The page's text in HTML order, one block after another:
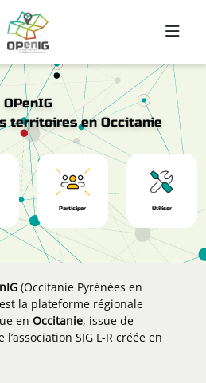
OPenIG
territoires en Occitanie
Participer Utiliser
(Occitanie Pyrénées en
la plateforme régionale
en Occitanie, issue de
SIG L-R créée en